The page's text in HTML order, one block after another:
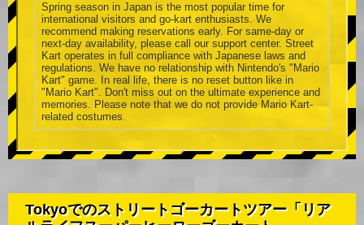
Spring season in Japan is the most popular time for
international visitors and go-kart enthusiasts. We
recommend making reservations early. For same-day or
next-day availability, please call our support center. Street
Kart operates in full compliance with Japanese laws and
regulations. We have no relationship with Nintendo's "Mario
Kart" game. In real life, there is no reset button like in
"Mario Kart". Don't miss out on the ultimate experience and
memories. Please note that we do not provide Mario Kart-
related costumes.
Tokyoでのストリートゴーカートツアー「リア